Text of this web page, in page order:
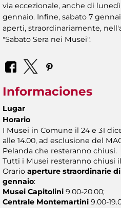
via eccezionale, anche di
gennaio. Infine, sabato 7
aperti, straordinariamente,
"Sabato Sera nei Musei".
Informaciones
Lugar
Horario
I Musei in Comune il 24 e 31
alle 14.00, ad esclusione del
Pelanda che resteranno chiusi.
Tutti i Musei resteranno chiusi
Orario aperture straordinarie
gennaio:
Musei Capitolini 9.00-20.00;
Centrale Montemartini 9.00-